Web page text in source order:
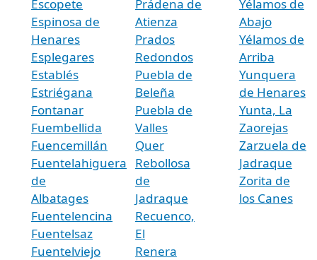
Escopete
Espinosa de
Henares
Esplegares
Establés
Estriégana
Fontanar
Fuembellida
Fuencemillán
Fuentelahiguera
de
Albatages
Fuentelencina
Fuentelsaz
Fuentelviejo
Prádena de
Atienza
Prados
Redondos
Puebla de
Beleña
Puebla de
Valles
Quer
Rebollosa
de
Jadraque
Recuenco,
El
Renera
Yélamos de
Abajo
Yélamos de
Arriba
Yunquera
de Henares
Yunta, La
Zaorejas
Zarzuela de
Jadraque
Zorita de
los Canes